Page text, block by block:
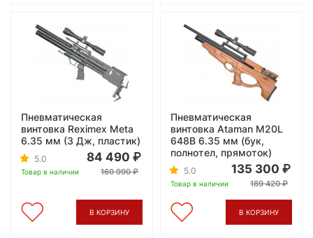
Пневматическая
винтовка Reximex Meta
6.35 мм (3 Дж, пластик)
5.0
Товар в наличии
84 490
160 990
В КОРЗИНУ
Пневматическая
винтовка Ataman M20L
648B 6.35 мм (бук,
полнотел, прямоток)
5.0
Товар в наличии
135 300
189 420
В КОРЗИНУ